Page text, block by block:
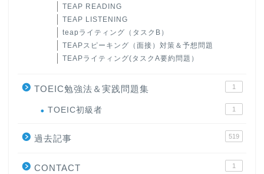
TEAP READING
TEAP LISTENING
teapライティング（タスクB）
TEAPスピーキング（面接）対策＆予想問題
TEAPライティング(タスクA要約問題）
TOEIC勉強法＆実践問題集 1
TOEIC初級者 1
過去記事 519
CONTACT 1